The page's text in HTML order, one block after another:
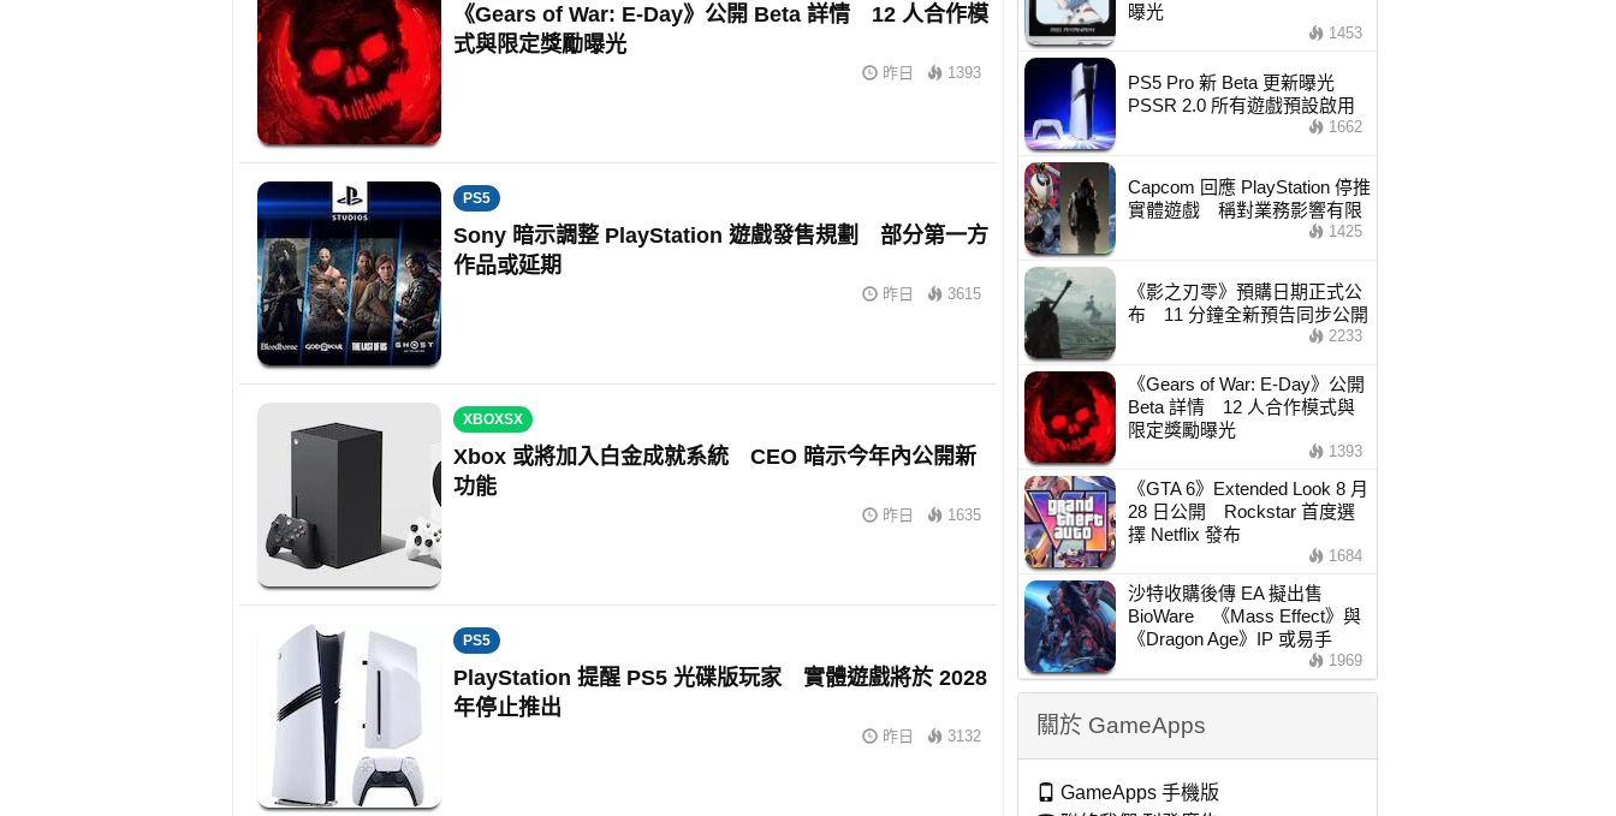
《Gears of War: E-Day》公開 Beta 詳情 12 人合作模
式與限定獎勵曝光
昨日 1393
PS5
Sony 暗示調整 PlayStation 遊戲發售規劃 部分第一方
作品或延期
昨日 3615
XBOXSX
Xbox 或將加入白金成就系統 CEO 暗示今年內公開新
功能
昨日 1635
PS5
PlayStation 提醒 PS5 光碟版玩家 實體遊戲將於 2028
年停止推出
昨日 3132
曝光
1453
PS5 Pro 新 Beta 更新曝光
PSSR 2.0 所有遊戲預設啟用
1662
Capcom 回應 PlayStation 停推
實體遊戲 稱對業務影響有限
1425
《影之刃零》預購日期正式公
布 11 分鐘全新預告同步公開
2233
《Gears of War: E-Day》公開
Beta 詳情 12 人合作模式與
限定獎勵曝光
1393
《GTA 6》Extended Look 8 月
28 日公開 Rockstar 首度選
擇 Netflix 發布
1684
沙特收購後傳 EA 擬出售
BioWare 《Mass Effect》與
《Dragon Age》IP 或易手
1969
關於 GameApps
GameApps 手機版